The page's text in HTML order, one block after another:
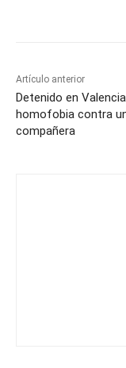
Artículo anterior
Detenido en
homofobia contra
compañera